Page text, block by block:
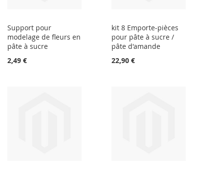
Support pour
modelage de fleurs en
pâte à sucre
2,49 €
kit 8 Emporte-pièces
pour pâte à sucre /
pâte d'amande
22,90 €